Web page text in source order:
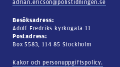
adrian.ericson@polistidningen.se
Besöksadress:
Adolf Fredriks kyrkogata 11
Postadress:
Box 5583, 114 85 Stockholm
Kakor och personuppgiftspolicy.